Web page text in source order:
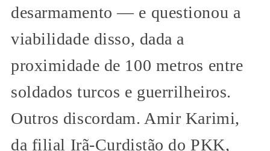
desarmamento — e questionou a
viabilidade disso, dada a
proximidade de 100 metros entre
soldados turcos e guerrilheiros.
Outros discordam. Amir Karimi,
da filial Irã-Curdistão do PKK,